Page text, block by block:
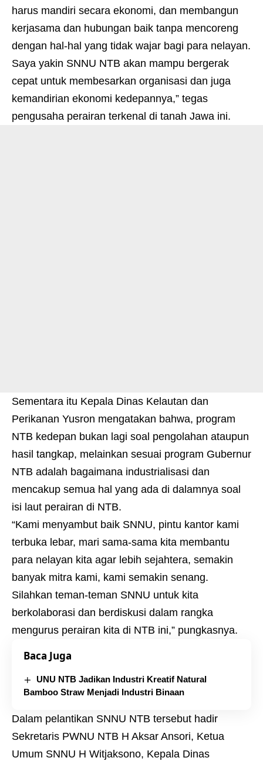
harus mandiri secara ekonomi, dan membangun
kerjasama dan hubungan baik tanpa mencoreng
dengan hal-hal yang tidak wajar bagi para nelayan.
Saya yakin SNNU NTB akan mampu bergerak
cepat untuk membesarkan organisasi dan juga
kemandirian ekonomi kedepannya,” tegas
pengusaha perairan terkenal di tanah Jawa ini.
Sementara itu Kepala Dinas Kelautan dan
Perikanan Yusron mengatakan bahwa, program
NTB kedepan bukan lagi soal pengolahan ataupun
hasil tangkap, melainkan sesuai program Gubernur
NTB adalah bagaimana industrialisasi dan
mencakup semua hal yang ada di dalamnya soal
isi laut perairan di NTB.
“Kami menyambut baik SNNU, pintu kantor kami
terbuka lebar, mari sama-sama kita membantu
para nelayan kita agar lebih sejahtera, semakin
banyak mitra kami, kami semakin senang.
Silahkan teman-teman SNNU untuk kita
berkolaborasi dan berdiskusi dalam rangka
mengurus perairan kita di NTB ini,” pungkasnya.
Baca Juga
UNU NTB Jadikan Industri Kreatif Natural
Bamboo Straw Menjadi Industri Binaan
Dalam pelantikan SNNU NTB tersebut hadir
Sekretaris PWNU NTB H Aksar Ansori, Ketua
Umum SNNU H Witjaksono, Kepala Dinas